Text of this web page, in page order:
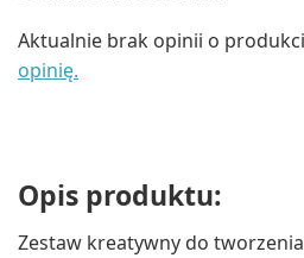
Aktualnie brak opinii o
opinię.
Opis produktu:
Zestaw kreatywny do